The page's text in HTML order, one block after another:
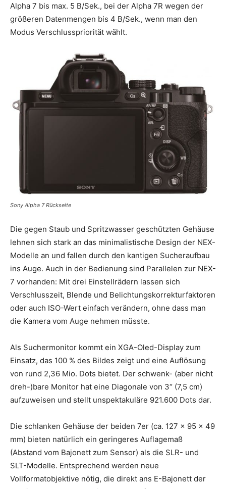
Alpha 7 bis max. 5 B/Sek., bei der Alpha 7R wegen der
größeren Datenmengen bis 4 B/Sek., wenn man den
Modus Verschlusspriorität wählt.
Sony Alpha 7 Rückseite
Die gegen Staub und Spritzwasser geschützten Gehäuse
lehnen sich stark an das minimalistische Design der NEX-
Modelle an und fallen durch den kantigen Sucheraufbau
ins Auge. Auch in der Bedienung sind Parallelen zur NEX-
7 vorhanden: Mit drei Einstellrädern lassen sich
Verschlusszeit, Blende und Belichtungskorrekturfaktoren
oder auch ISO-Wert einfach verändern, ohne dass man
die Kamera vom Auge nehmen müsste.
Als Suchermonitor kommt ein XGA-Oled-Display zum
Einsatz, das 100 % des Bildes zeigt und eine Auflösung
von rund 2,36 Mio. Dots bietet. Der schwenk- (aber nicht
dreh-)bare Monitor hat eine Diagonale von 3“ (7,5 cm)
aufzuweisen und stellt unspektakuläre 921.600 Dots dar.
Die schlanken Gehäuse der beiden 7er (ca. 127 x 95 x 49
mm) bieten natürlich ein geringeres Auflagemaß
(Abstand vom Bajonett zum Sensor) als die SLR- und
SLT-Modelle. Entsprechend werden neue
Vollformatobjektive nötig, die direkt ans E-Bajonett der